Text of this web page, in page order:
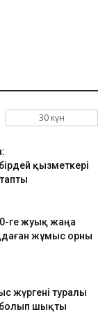
30 күн
қызметкері
ге жуық жаңа
жұмыс орны
жүргені туралы
болып шықты